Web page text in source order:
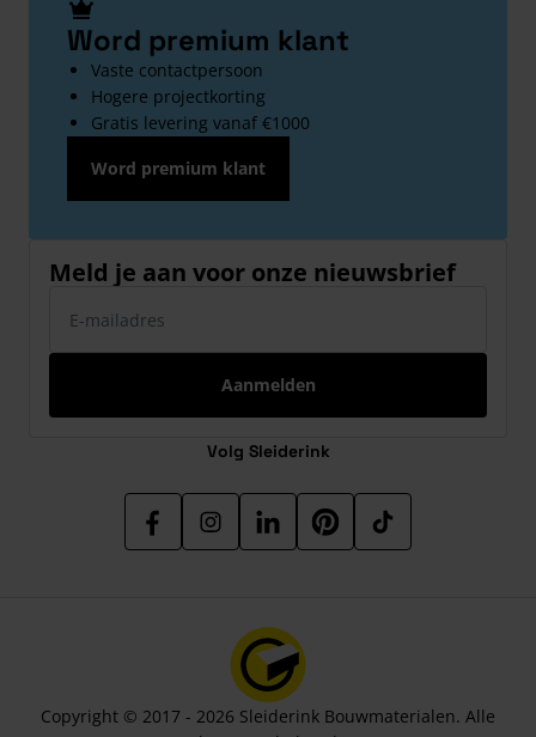
Word premium klant
Vaste contactpersoon
Hogere projectkorting
Gratis levering vanaf €1000
Word premium klant
Meld je aan voor onze nieuwsbrief
Aanmelden
Volg Sleiderink
Copyright © 2017 - 2026 Sleiderink Bouwmaterialen. Alle